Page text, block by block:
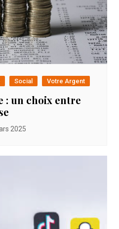
Social Votre Argent
: un choix entre
2025